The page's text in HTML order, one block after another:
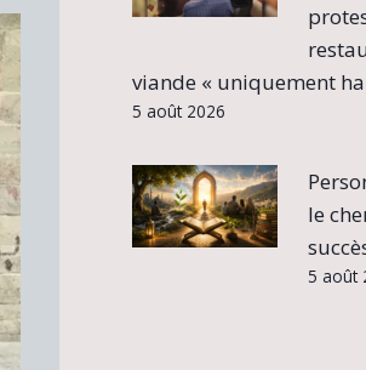
viande « uniquement
5 août 2026
le
5 août